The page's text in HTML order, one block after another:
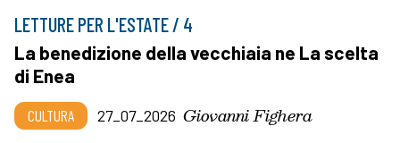
LETTURE PER L'ESTATE / 4
La benedizione della vecchiaia ne La scelta
di Enea
CULTURA 27_07_2026 Giovanni Fighera